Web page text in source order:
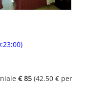
€ 85 (42.50 € per